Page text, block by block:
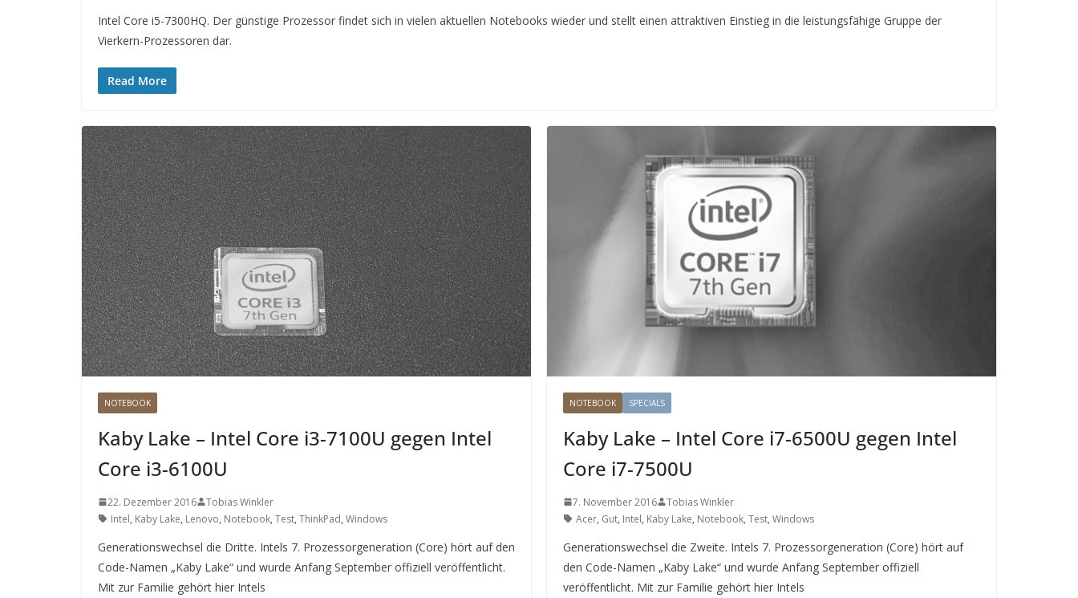
Intel Core i5-7300HQ. Der günstige Prozessor findet sich in vielen aktuellen Notebooks wieder und stellt einen attraktiven Einstieg in die leistungsfähige Gruppe der
Vierkern-Prozessoren dar.
Read More
NOTEBOOK
Kaby Lake – Intel Core i3-7100U gegen Intel
Core i3-6100U
22. Dezember 2016
Tobias Winkler
Intel, Kaby Lake, Lenovo, Notebook, Test, ThinkPad, Windows
Generationswechsel die Dritte. Intels 7. Prozessorgeneration (Core) hört auf den
Code-Namen „Kaby Lake“ und wurde Anfang September offiziell veröffentlicht.
Mit zur Familie gehört hier Intels
NOTEBOOK SPECIALS
Kaby Lake – Intel Core i7-6500U gegen Intel
Core i7-7500U
7. November 2016
Tobias Winkler
Acer, Gut, Intel, Kaby Lake, Notebook, Test, Windows
Generationswechsel die Zweite. Intels 7. Prozessorgeneration (Core) hört auf
den Code-Namen „Kaby Lake“ und wurde Anfang September offiziell
veröffentlicht. Mit zur Familie gehört hier Intels